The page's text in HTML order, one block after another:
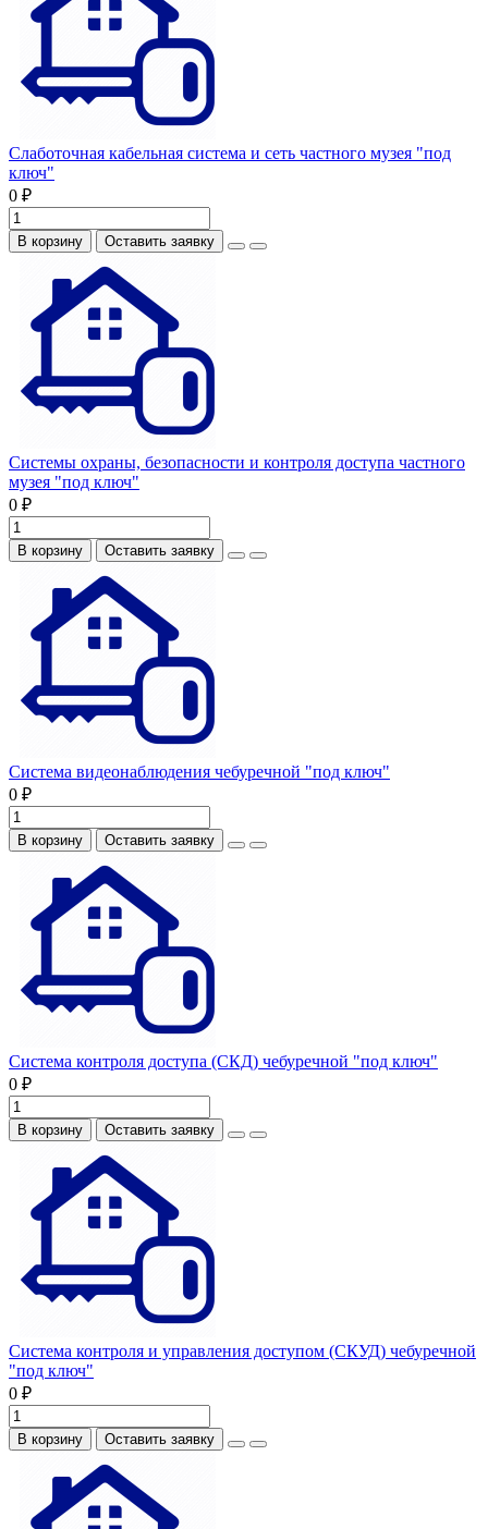
Слаботочная кабельная система и сеть частного музея "под
ключ"
0 ₽
В корзину Оставить заявку
Системы охраны, безопасности и контроля доступа частного
музея "под ключ"
0 ₽
В корзину Оставить заявку
Система видеонаблюдения чебуречной "под ключ"
0 ₽
В корзину Оставить заявку
Система контроля доступа (СКД) чебуречной "под ключ"
0 ₽
В корзину Оставить заявку
Система контроля и управления доступом (СКУД) чебуречной
"под ключ"
0 ₽
В корзину Оставить заявку